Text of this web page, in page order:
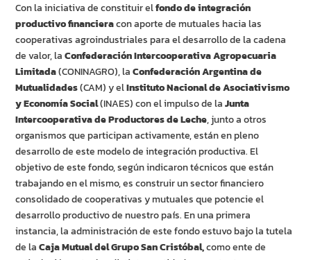
Con la iniciativa de constituir elfondo de integración
productivo financieracon aporte de mutuales hacia las
cooperativas agroindustriales para el desarrollo de la cadena
de valor, laConfederación Intercooperativa Agropecuaria
Limitada(CONINAGRO), laConfederación Argentina de
Mutualidades(CAM) y elInstituto Nacional de Asociativismo
y Economía Social(INAES) con el impulso de laJunta
Intercooperativa de Productores de Leche, junto a otros
organismos que participan activamente, están en pleno
desarrollo de este modelo de integración productiva. El
objetivo de este fondo, según indicaron técnicos que están
trabajando en el mismo, es construir un sector financiero
consolidado de cooperativas y mutuales que potencie el
desarrollo productivo de nuestro país. En una primera
instancia, la administración de este fondo estuvo bajo la tutela
de laCaja Mutual del Grupo San Cristóbal,como ente de